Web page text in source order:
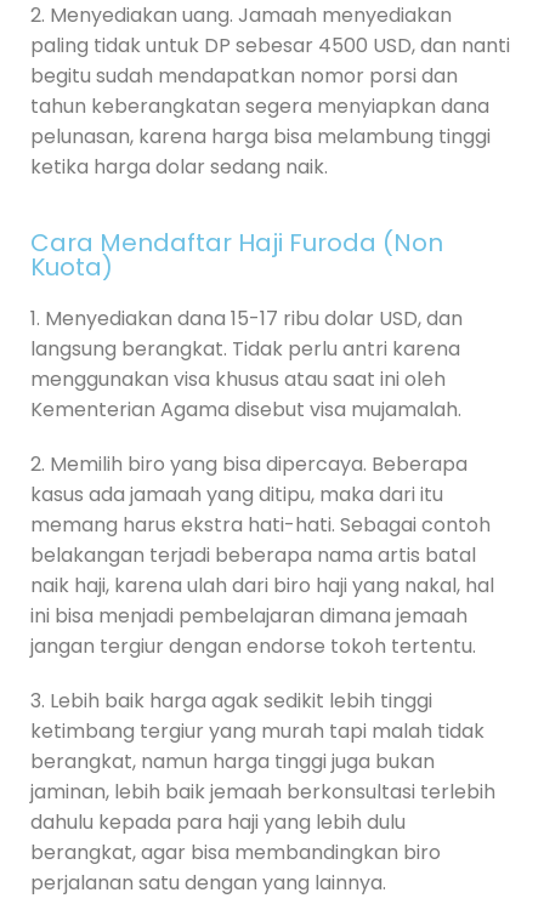
2. Menyediakan uang. Jamaah menyediakan
paling tidak untuk DP sebesar 4500 USD, dan nanti
begitu sudah mendapatkan nomor porsi dan
tahun keberangkatan segera menyiapkan dana
pelunasan, karena harga bisa melambung tinggi
ketika harga dolar sedang naik.
Cara Mendaftar Haji Furoda (Non
Kuota)
1. Menyediakan dana 15-17 ribu dolar USD, dan
langsung berangkat. Tidak perlu antri karena
menggunakan visa khusus atau saat ini oleh
Kementerian Agama disebut visa mujamalah.
2. Memilih biro yang bisa dipercaya. Beberapa
kasus ada jamaah yang ditipu, maka dari itu
memang harus ekstra hati-hati. Sebagai contoh
belakangan terjadi beberapa nama artis batal
naik haji, karena ulah dari biro haji yang nakal, hal
ini bisa menjadi pembelajaran dimana jemaah
jangan tergiur dengan endorse tokoh tertentu.
3. Lebih baik harga agak sedikit lebih tinggi
ketimbang tergiur yang murah tapi malah tidak
berangkat, namun harga tinggi juga bukan
jaminan, lebih baik jemaah berkonsultasi terlebih
dahulu kepada para haji yang lebih dulu
berangkat, agar bisa membandingkan biro
perjalanan satu dengan yang lainnya.